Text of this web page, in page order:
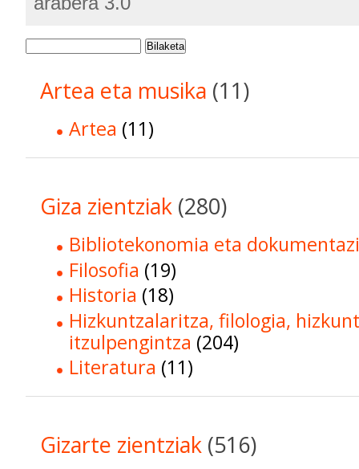
Bilaketa
Artea eta musika (11)
Artea (11)
Giza zientziak (280)
Bibliotekonomia eta
Filosofia (19)
Historia (18)
Hizkuntzalaritza, filologia,
itzulpengintza (204)
Literatura (11)
Gizarte zientziak (516)